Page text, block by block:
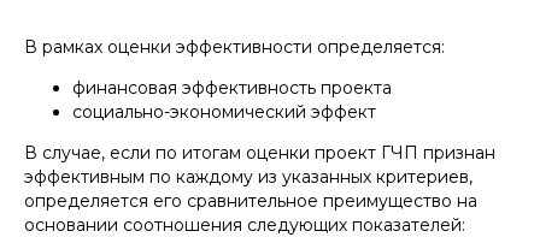
В рамках оценки эффективности определяется:
финансовая эффективность проекта
социально-экономический эффект
В случае, если по итогам оценки проект ГЧП признан
эффективным по каждому из указанных критериев,
определяется его сравнительное преимущество на
основании соотношения следующих показателей: